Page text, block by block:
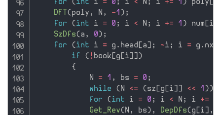
for
(int i = 0 ; i < N ; i += 1 ) poly [
DFT (poly , N , -1 ) ;
for
(int i = 0 ; i < N ; i += 1 ) num [i
SzDfs(a , 0) ;
for
(int i = g . head [a] ; ~i ; i = g . nxt
if
( ! book [g [i] ] )
{
            N
= 1 , bs = 0 ;
while
(N <= (sz [g [i] ] << 1 ))
for
(int i = 0 ; i < N ; i +=
Get_Rev(N , bs) , DepDfs(g [i] ,